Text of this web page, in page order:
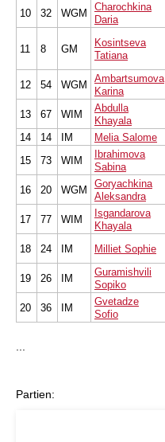
10
32 WGM
Charochkina
Daria
11 8 GM
Kosintseva
Tatiana
12
54 WGM
Ambartsumova
Karina
13
67 WIM
Abdulla
Khayala
14
14 IM Melia Salome
15
73 WIM
Ibrahimova
Sabina
16
20 WGM
Goryachkina
Aleksandra
17 77 WIM
Isgandarova
Khayala
18
24 IM Milliet Sophie
19
26 IM
Guramishvili
Sopiko
20
36 IM
Gvetadze
Sofio
Partien: